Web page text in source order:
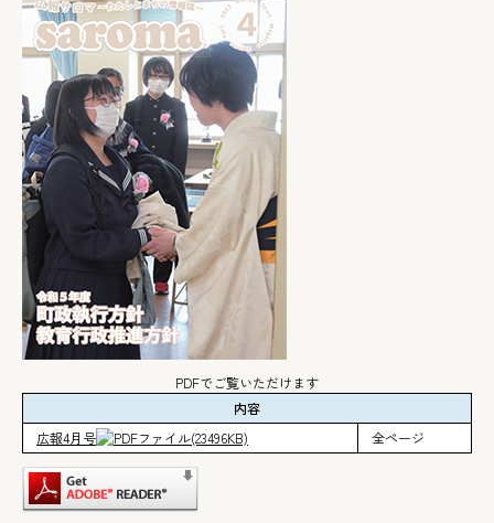
PDFでご覧いただけます
内容
広報4月号
(23496KB) 全ページ